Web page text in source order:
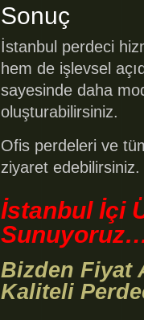
Sonuç
İstanbul perdeci
hem de işlevsel
sayesinde daha
oluşturabilirsiniz.
Ofis perdeleri ve
ziyaret edebilirsiniz.
İstanbul İçi
Bizden Fiyat
Kaliteli